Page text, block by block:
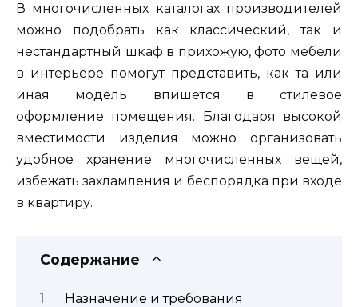
В многочисленных каталогах производителей
можно подобрать как классический, так и
нестандартный шкаф в прихожую, фото мебели
в интерьере помогут представить, как та или
иная модель впишется в стилевое
оформление помещения. Благодаря высокой
вместимости изделия можно организовать
удобное хранение многочисленных вещей,
избежать захламления и беспорядка при входе
в квартиру.
Содержание
Назначение и требования